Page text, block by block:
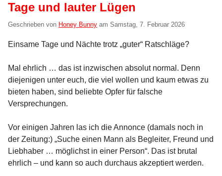
Tage und lauter Lügen
Geschrieben von Honey Bunny am Samstag, 7. Februar 2026
Einsame Tage und Nächte trotz „guter“ Ratschläge?
Mal ehrlich … das ist inzwischen absolut normal. Denn
diejenigen unter euch, die viel wollen und kaum etwas zu
bieten haben, sind beliebte Opfer für falsche
Versprechungen.
Vor einigen Jahren las ich die Annonce (damals noch in
der Zeitung:) „Suche einen Mann als Begleiter, Freund und
Liebhaber … möglichst in einer Person“. Das ist brutal
ehrlich – und kann so auch durchaus akzeptiert werden.